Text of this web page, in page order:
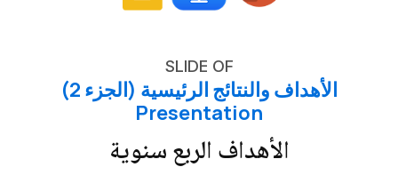
SLIDE OF
الأهداف والنتائج الرئيسية (الجزء 2)
Presentation
الأهداف الربع سنوية